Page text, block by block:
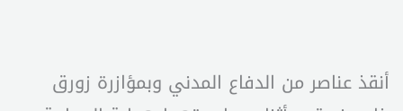
أنقذ عناصر من الدفاع المدني وبمؤازرة زورق